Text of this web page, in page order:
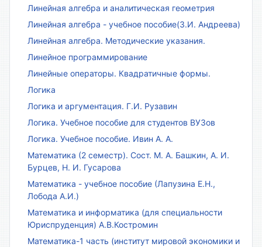
Линейная алгебра и аналитическая геометрия
Линейная алгебра - учебное пособие(З.И. Андреева)
Линейная алгебра. Методические указания.
Линейное программирование
Линейные операторы. Квадратичные формы.
Логика
Логика и аргументация. Г.И. Рузавин
Логика. Учебное пособие для студентов ВУЗов
Логика. Учебное пособие. Ивин А. А.
Математика (2 семестр). Сост. М. А. Башкин, А. И.
Бурцев, Н. И. Гусарова
Математика - учебное пособие (Лапузина Е.Н.,
Лобода А.И.)
Математика и информатика (для специальности
Юриспруденция) А.В.Костромин
Математика-1 часть (институт мировой экономики и